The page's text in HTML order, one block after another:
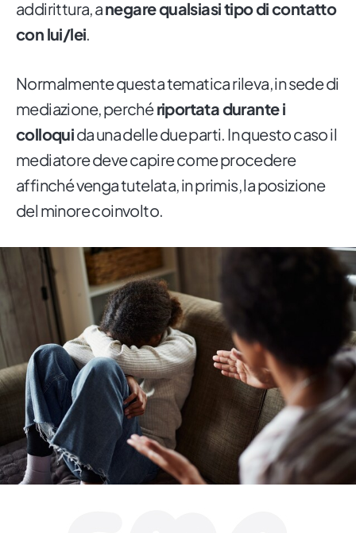
addirittura, anegare qualsiasi tipo di contatto
con lui/lei.
Normalmente questa tematica rileva, in sede di
mediazione, perchériportata durante i
colloquida una delle due parti. In questo caso il
mediatore deve capire come procedere
affinché venga tutelata, in primis, la posizione
del minore coinvolto.